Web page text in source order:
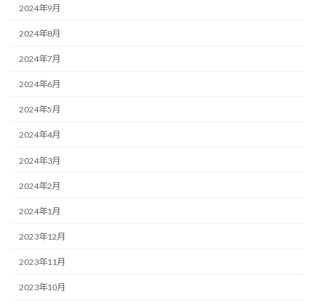
2024年9月
2024年8月
2024年7月
2024年6月
2024年5月
2024年4月
2024年3月
2024年2月
2024年1月
2023年12月
2023年11月
2023年10月